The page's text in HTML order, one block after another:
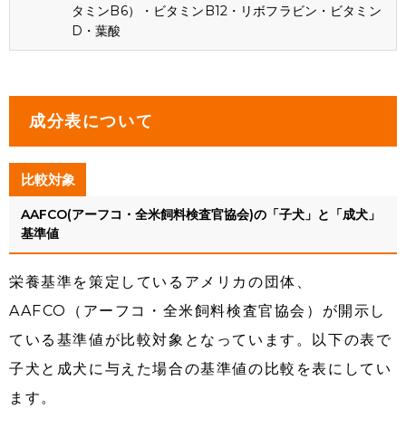
タミンB6）・ビタミンB12・リボフラビン・ビタミン
D・葉酸
成分表について
比較対象
AAFCO(アーフコ・全米飼料検査官協会)の「子犬」と「成犬」
基準値
栄養基準を策定しているアメリカの団体、
AAFCO（アーフコ・全米飼料検査官協会）が開示し
ている基準値が比較対象となっています。以下の表で
子犬と成犬に与えた場合の基準値の比較を表にしてい
ます。